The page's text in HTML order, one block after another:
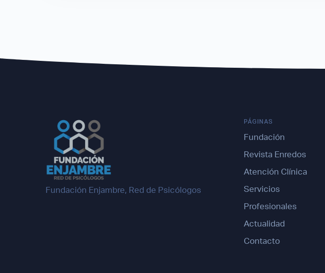
Fundación Enjambre, Red de Psicólogos
PÁGINAS
Fundación
Revista Enredos
Atención Clínica
Servicios
Profesionales
Actualidad
Contacto